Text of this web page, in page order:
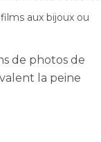
aux bijoux ou
de photos de
la peine